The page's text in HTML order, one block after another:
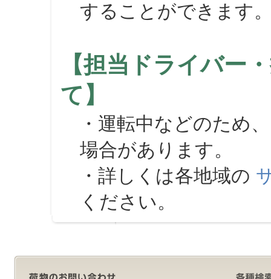
することができます
【担当ドライバー
て】
・運転中などのため
場合があります。
・詳しくは各地域の
ください。